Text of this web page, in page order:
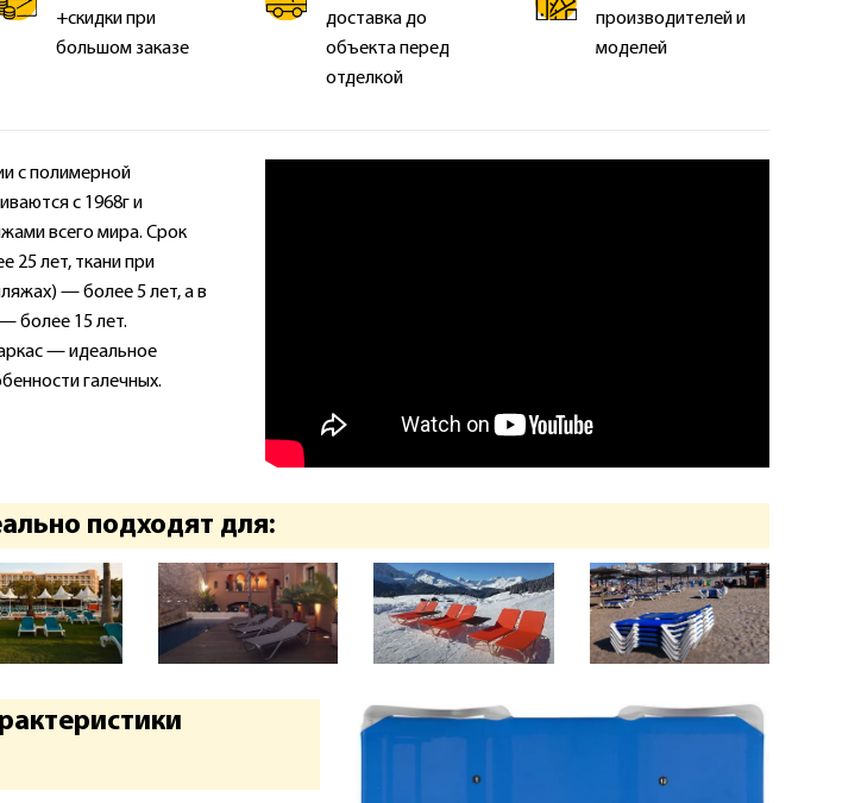
+скидки при
большом заказе
доставка до
объекта перед
отделкой
производителей и
моделей
с полимерной
с 1968г и
всего мира. Срок
25 лет, ткани при
— более 5 лет, а в
более 15 лет.
— идеальное
галечных.
подходят для: